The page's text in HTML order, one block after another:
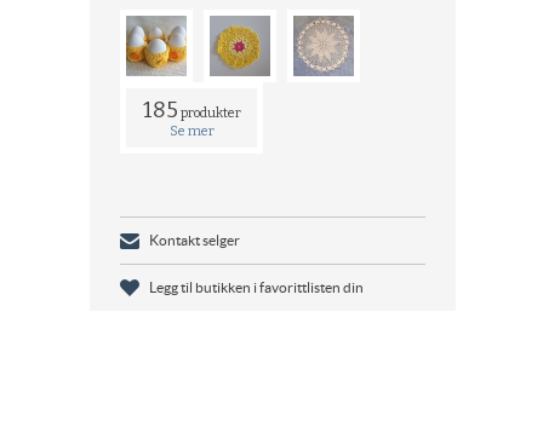
185 produkter
Se mer
Kontakt selger
Legg til butikken i favorittlisten din